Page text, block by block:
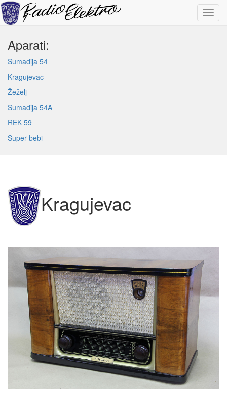
Aparati:
Šumadija 54
Kragujevac
Žeželj
Šumadija 54A
REK 59
Super bebi
Kragujevac